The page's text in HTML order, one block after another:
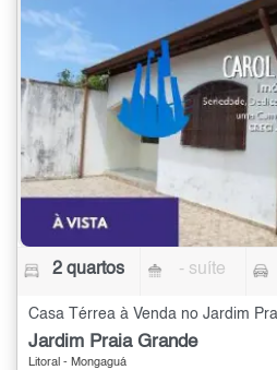
2 quartos - suíte
Jardim Praia Grande
Litoral - Mongaguá